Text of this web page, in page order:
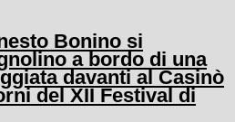
Bonino si
a bordo di una
davanti al Casinò
del XII Festival di